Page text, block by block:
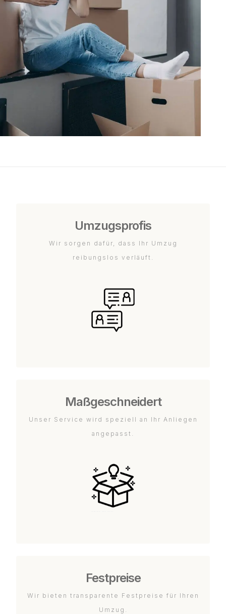
Umzugsprofis
Wir sorgen dafür, dass Ihr Umzug
reibungslos verläuft.
Maßgeschneidert
Unser Service wird speziell an Ihr Anliegen
angepasst.
Festpreise
Wir bieten transparente Festpreise für Ihren
Umzug.